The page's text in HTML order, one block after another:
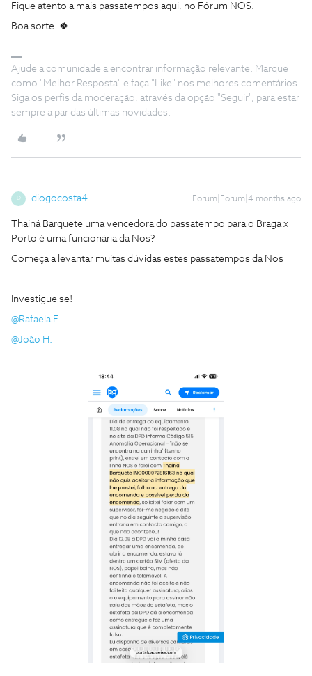
Fique atento a mais passatempos aqui, no Fórum NOS.
Boa sorte. 🍀
Ajude a comunidade a encontrar informação relevante. Marque
como "Melhor Resposta" e faça "Like" nos melhores comentários.
Siga os perfis da moderação, através da opção "Seguir", para estar
sempre a par das últimas novidades.
D diogocosta4 Forum|Forum|4 months ago
Thainá Barquete uma vencedora do passatempo para o Braga x
Porto é uma funcionária da Nos?
Começa a levantar muitas dúvidas estes passatempos da Nos
Investigue se!
@Rafaela F.
@João H.